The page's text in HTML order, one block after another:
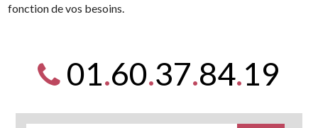
fonction de vos besoins.
01.60.37.84.19